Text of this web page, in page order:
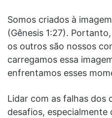
Somos criados à
(Gênesis 1:27).
os outros são nossos
carregamos essa
enfrentamos esses
Lidar com as falhas dos
desafios, especialmente